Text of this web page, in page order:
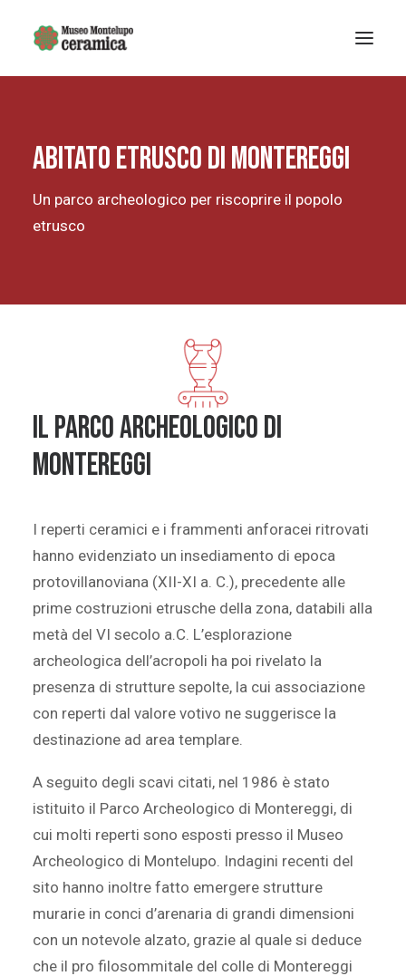
MUSEO DELLA CERAMICA
Mostre e eventi
Abitato Etrusco di Montereggi
Un parco archeologico per riscoprire il popolo
etrusco
Il Parco Archeologico di
Montereggi
I reperti ceramici e i frammenti anforacei ritrovati
hanno evidenziato un insediamento di epoca
protovillanoviana (XII-XI a. C.), precedente alle
prime costruzioni etrusche della zona, databili alla
metà del VI secolo a.C. L’esplorazione
archeologica dell’acropoli ha poi rivelato la
presenza di strutture sepolte, la cui associazione
con reperti dal valore votivo ne suggerisce la
destinazione ad area templare.
A seguito degli scavi citati, nel 1986 è stato
istituito il Parco Archeologico di Montereggi, di
cui molti reperti sono esposti presso il Museo
Archeologico di Montelupo. Indagini recenti del
sito hanno inoltre fatto emergere strutture
murarie in conci d’arenaria di grandi dimensioni
con un notevole alzato, grazie al quale si deduce
che il pro filosommitale del colle di Montereggi